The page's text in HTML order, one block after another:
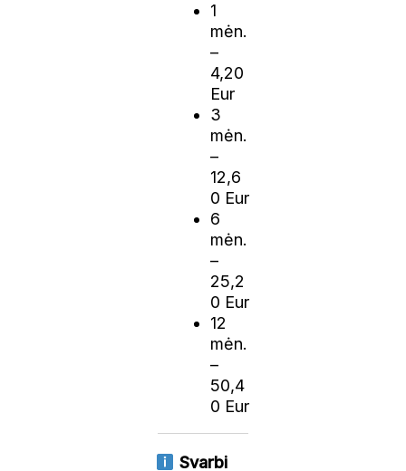
1
mėn.
–
4,20
Eur
3
mėn.
–
12,6
0 Eur
6
mėn.
–
25,2
0 Eur
12
mėn.
–
50,4
0 Eur
Svarbi